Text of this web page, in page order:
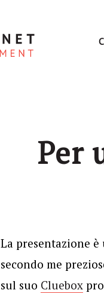
Per
La presentazione
secondo me
sul suo Cluebox